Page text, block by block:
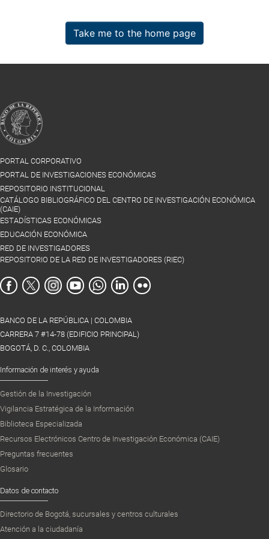
Take me to the home page
PORTAL CORPORATIVO
PORTAL DE INVESTIGACIONES ECONÓMICAS
REPOSITORIO INSTITUCIONAL
CATÁLOGO BIBLIOGRÁFICO DEL CENTRO DE INVESTIGACIÓN ECONÓMICA
(CAIE)
ESTADÍSTICAS ECONÓMICAS
EDUCACIÓN ECONÓMICA
RED DE INVESTIGADORES
REPOSITORIO DE LA RED DE INVESTIGADORES (RIEC)
BANCO DE LA REPÚBLICA | COLOMBIA
CARRERA 7 #14-78 (EDIFICIO PRINCIPAL)
BOGOTÁ, D. C., COLOMBIA
Información de interés y ayuda
Gestión de la Investigación
Vigilancia Estratégica de la Información
Biblioteca Especializada
Recursos Electrónicos Centro de Investigación Económica (CAIE)
Preguntas frecuentes
Glosario
Datos de contacto
Directorio de Bogotá, sucursales y centros culturales
Atención a la ciudadanía